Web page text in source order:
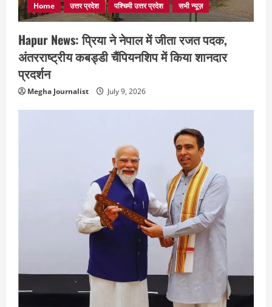
Home उत्तर प्रदेश पश्चिमी उत्तर प्रदेश सभी न्यूज़
Hapur News: प्रिया ने नेपाल में जीता रजत पदक,
अंतरराष्ट्रीय कबड्डी चैंपियनशिप में किया शानदार
प्रदर्शन
Megha Journalist July 9, 2026